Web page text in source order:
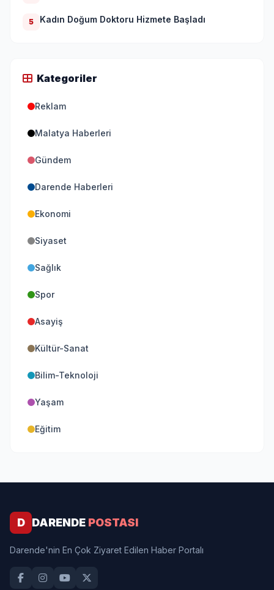
5 Kadın Doğum Doktoru Hizmete Başladı
Kategoriler
Reklam
Malatya Haberleri
Gündem
Darende Haberleri
Ekonomi
Siyaset
Sağlık
Spor
Asayiş
Kültür-Sanat
Bilim-Teknoloji
Yaşam
Eğitim
D DARENDE POSTASI
Darende'nin En Çok Ziyaret Edilen Haber Portalı